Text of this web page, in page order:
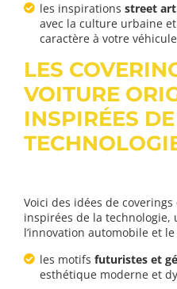
les inspirations street art
avec la culture urbaine
caractère à votre
LES
VOITURE
INSPIRÉES
Voici des idées de
inspirées de la
l’innovation automobile et
les motifs futuristes et
esthétique moderne et